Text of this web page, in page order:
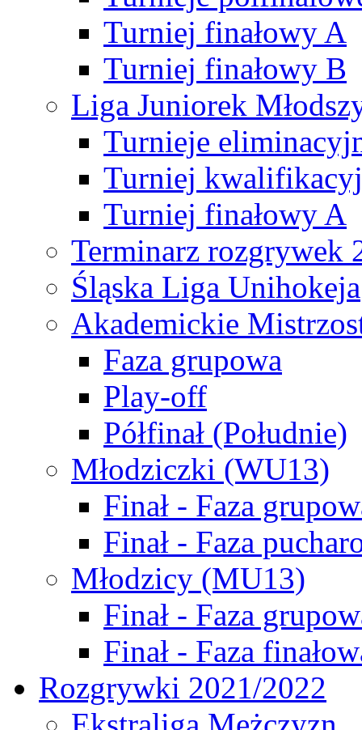
Turniej finałowy A
Turniej finałowy B
Liga Juniorek
Turnieje
Turniej
Turniej finałowy A
Terminarz rozgrywek
Śląska Liga Unihokeja
Akademickie
Faza grupowa
Play-off
Półfinał (Południe)
Młodziczki (WU13)
Finał - Faza
Finał - Faza
Młodzicy (MU13)
Finał - Faza
Finał - Faza
Rozgrywki 2021/2022